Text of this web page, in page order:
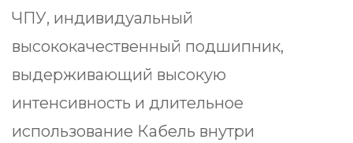
ЧПУ, индивидуальный
высококачественный подшипник,
выдерживающий высокую
интенсивность и длительное
использование Кабель внутри